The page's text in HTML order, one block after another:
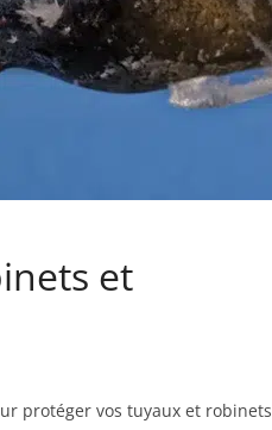
et
protéger vos tuyaux et robinets